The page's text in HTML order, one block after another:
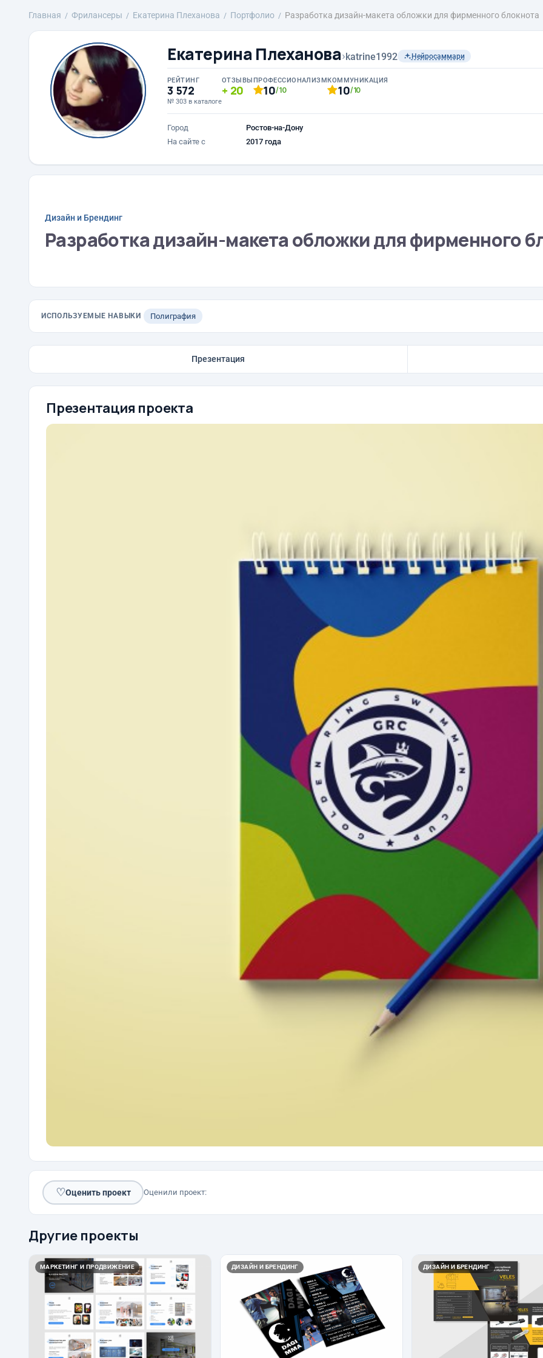
Главная Фрилансеры Екатерина Плеханова Портфолио Разработка дизайн-макета обложки для фирменного блокнота
Екатерина Плеханова›katrine1992 Нейросаммари
РЕЙТИНГ
3 572
№ 303 в каталоге
ОТЗЫВЫ
20
ПРОФЕССИОНАЛИЗМ
10/10
КОММУНИКАЦИЯ
10/10
Город
Ростов-на-Дону
На сайте с
2017 года
Дизайн и Брендинг
Разработка дизайн-макета обложки для фирменного
ИСПОЛЬЗУЕМЫЕ НАВЫКИ Полиграфия
Презентация
Презентация проекта
♡Оценить проект Оценили проект:
Другие проекты
МАРКЕТИНГ И ПРОДВИЖЕНИЕ ДИЗАЙН И БРЕНДИНГ ДИЗАЙН И БРЕНДИНГ